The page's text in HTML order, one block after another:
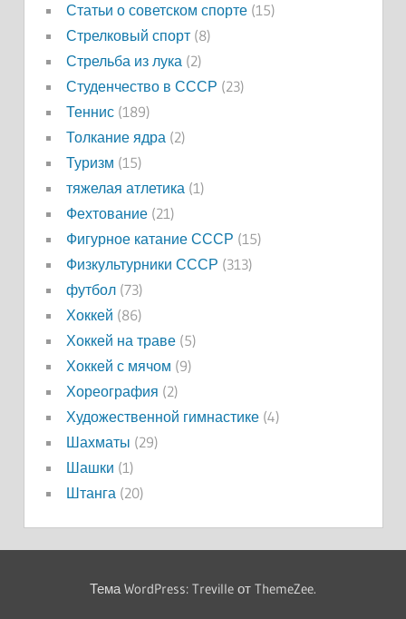
Статьи о советском спорте(15)
Стрелковый спорт(8)
Стрельба из лука(2)
Студенчество в СССР (23)
Теннис(189)
Толкание ядра(2)
Туризм (15)
тяжелая атлетика(1)
Фехтование(21)
Фигурное катание СССР (15)
Физкультурники СССР (313)
футбол(73)
Хоккей (86)
Хоккей на траве(5)
Хоккей с мячом (9)
Хореография (2)
Художественной гимнастике(4)
Шахматы (29)
Шашки (1)
Штанга(20)
Тема WordPress: Treville от ThemeZee.